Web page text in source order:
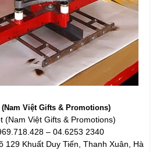
(Nam Việt Gifts & Promotions)
(Nam Việt Gifts & Promotions)
– 04.6253 2340
129 Khuất Duy Tiến, Thanh Xuân, Hà